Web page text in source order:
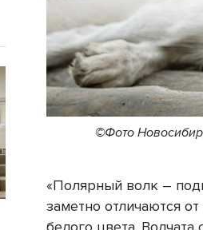
©Фото
«Полярный волк –
заметно отличаются